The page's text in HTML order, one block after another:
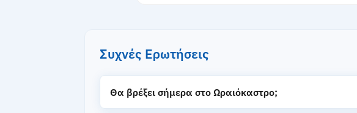
Συχνές Ερωτήσεις
Θα βρέξει σήμερα στο Ωραιόκαστρο;